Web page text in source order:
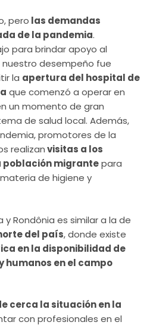
pero las demandas
de la pandemia.
para brindar apoyo al
desempeño fue
la apertura del hospital de
que comenzó a operar en
un momento de gran
de salud local. Además,
promotores de la
realizanvisitas a los
población migrantepara
de higiene y
y Rondônia es similar a la de
del país, donde existe
en la disponibilidad de
humanos en el campo
cerca la situación en la
con profesionales en el